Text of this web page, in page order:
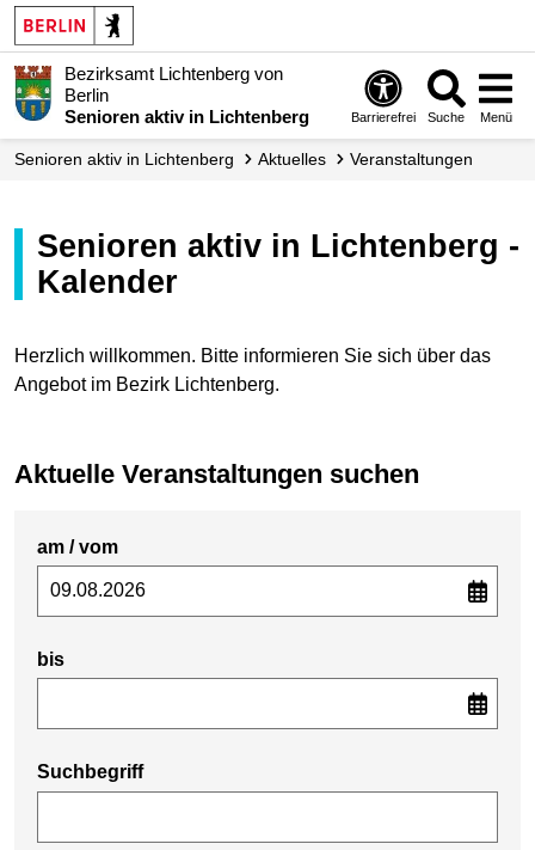
Bezirksamt Lichtenberg von
Berlin
Senioren aktiv in Lichtenberg
Barrierefrei Suche Menü
Senioren aktiv in Lichtenberg Aktuelles Veranstaltungen
Senioren aktiv in Lichtenberg -
Kalender
Herzlich willkommen. Bitte informieren Sie sich über das
Angebot im Bezirk Lichtenberg.
Aktuelle Veranstaltungen suchen
am / vom
bis
Suchbegriff